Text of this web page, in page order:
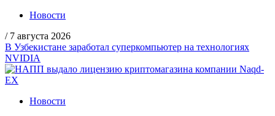
Новости
/ 7 августа 2026
В Узбекистане заработал суперкомпьютер на технологиях
NVIDIA
Новости